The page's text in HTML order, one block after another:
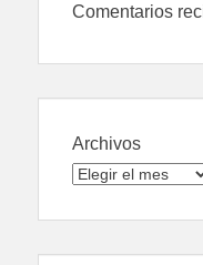
Comentarios
Archivos
Archivos